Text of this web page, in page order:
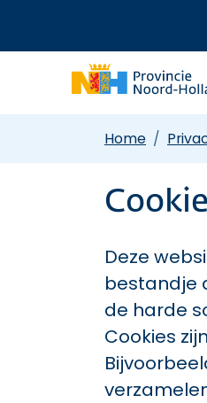
Home
Deze
bestandje
de harde
Cookies